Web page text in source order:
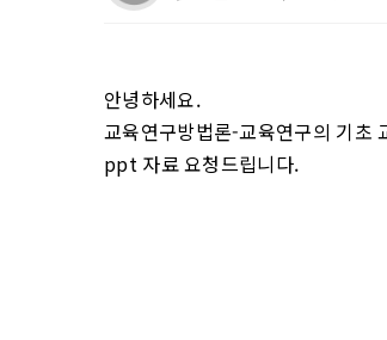
안녕하세요.
교육연구방법론-교육연구의 기
ppt 자료 요청드립니다.